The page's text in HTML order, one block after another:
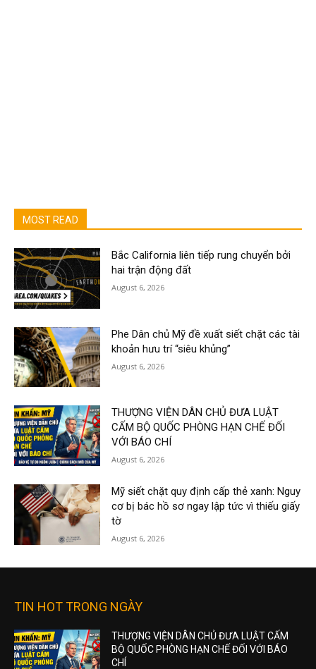
MOST READ
Bắc California liên tiếp rung chuyển bởi
hai trận động đất
August 6, 2026
Phe Dân chủ Mỹ đề xuất siết chặt các tài
khoản hưu trí “siêu khủng”
August 6, 2026
THƯỢNG VIỆN DÂN CHỦ ĐƯA LUẬT
CẤM BỘ QUỐC PHÒNG HẠN CHẾ ĐỐI
VỚI BÁO CHÍ
August 6, 2026
Mỹ siết chặt quy định cấp thẻ xanh: Nguy
cơ bị bác hồ sơ ngay lập tức vì thiếu giấy
tờ
August 6, 2026
TIN HOT TRONG NGÀY
THƯỢNG VIỆN DÂN CHỦ ĐƯA LUẬT CẤM
BỘ QUỐC PHÒNG HẠN CHẾ ĐỐI VỚI BÁO
CHÍ